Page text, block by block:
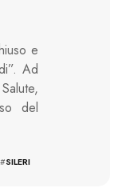
e
Ad
del
#SILERI